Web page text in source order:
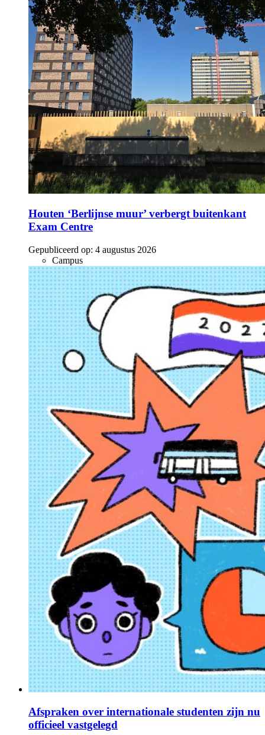
Houten ‘Berlijnse muur’ verbergt buitenkant
Exam Centre
Gepubliceerd op: 4 augustus 2026
Campus
Afspraken over internationale studenten zijn nu
officieel vastgelegd